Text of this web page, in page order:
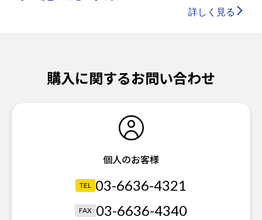
詳しく見る
購入に関するお問い合わせ
個人のお客様
TEL 03-6636-4321
FAX 03-6636-4340